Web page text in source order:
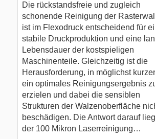
Die rückstandsfreie und zugleich
schonende Reinigung der
ist im Flexodruck entscheidend für
stabile Druckproduktion und eine
Lebensdauer der kostspieligen
Maschinenteile. Gleichzeitig ist die
Herausforderung, in möglichst
ein optimales Reinigungsergebnis
erzielen und dabei die sensiblen
Strukturen der Walzenoberfläche
beschädigen. Die Antwort darauf
der 100 Mikron Laserreinigung…